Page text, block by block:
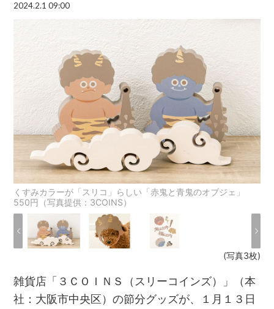
2024.2.1 09:00
くすみカラーが「スリコ」らしい「赤鬼と青鬼のオブジェ」
550円（写真提供：3COINS）
(写真3枚)
雑貨店「３ＣＯＩＮＳ（スリーコインズ）」（本
社：大阪市中央区）の節分グッズが、１月１３日